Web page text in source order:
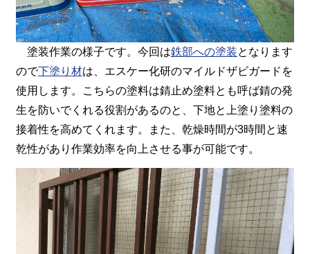
塗装作業の様子です。今回は鉄部への塗装となります
ので下塗り材は、エスケー化研のマイルドザビガードを
使用します。こちらの塗料は錆止め塗料とも呼ば錆の発
生を防いでくれる役割があるのと、下地と上塗り塗料の
接着性を高めてくれます。また、乾燥時間が3時間と速
乾性があり作業効率を向上させる事が可能です。